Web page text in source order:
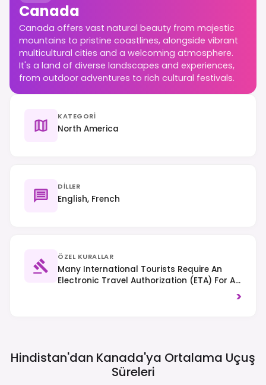
Canada
Canada offers vast natural beauty from majestic
mountains to pristine coastlines, alongside vibrant
multicultural cities and a welcoming atmosphere.
It's a land of diverse landscapes and experiences,
from outdoor adventures to rich cultural festivals.
KATEGORI
North America
DILLER
English, French
ÖZEL KURALLAR
Many International Tourists Require An
Electronic Travel Authorization (eTA) For Air
Travel Or A Visa, Depending On Nationality;
Always Check Specific Entry Requirements.>
Hindistan'dan Kanada'ya Ortalama Uçuş
Süreleri